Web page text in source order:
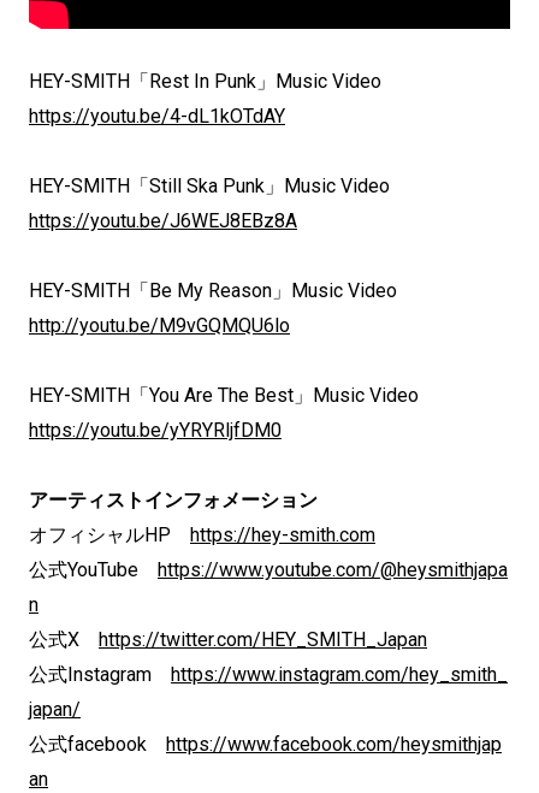
HEY-SMITH「Rest In Punk」Music Video
https://youtu.be/4-dL1kOTdAY
HEY-SMITH「Still Ska Punk」Music Video
https://youtu.be/J6WEJ8EBz8A
HEY-SMITH「Be My Reason」Music Video
http://youtu.be/M9vGQMQU6lo
HEY-SMITH「You Are The Best」Music Video
https://youtu.be/yYRYRljfDM0
アーティストインフォメーション
オフィシャルHP https://hey-smith.com
公式YouTube https://www.youtube.com/@heysmithjapa
n
公式X https://twitter.com/HEY_SMITH_Japan
公式Instagram https://www.instagram.com/hey_smith_
japan/
公式facebook https://www.facebook.com/heysmithjap
an